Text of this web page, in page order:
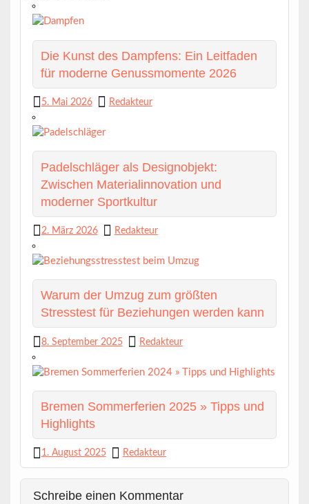
Die Kunst des Dampfens: Ein Leitfaden
für moderne Genussmomente 2026
5. Mai 2026 Redakteur
Padelschläger als Designobjekt:
Zwischen Materialinnovation und
moderner Sportkultur
2. März 2026 Redakteur
Warum der Umzug zum größten
Stresstest für Beziehungen werden kann
8. September 2025 Redakteur
Bremen Sommerferien 2025 » Tipps und
Highlights
1. August 2025 Redakteur
Schreibe einen Kommentar